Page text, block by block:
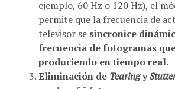
permite que la frecuencia de
televisor sesincronice
frecuencia de fotogramas
produciendo en tiempo real.
Eliminación deTearingy
produce 55 fotogramas por